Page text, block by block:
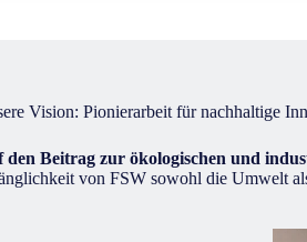
Vision: Pionierarbeit für nachhaltige
Beitrag zur ökologischen und
von FSW sowohl die Umwelt